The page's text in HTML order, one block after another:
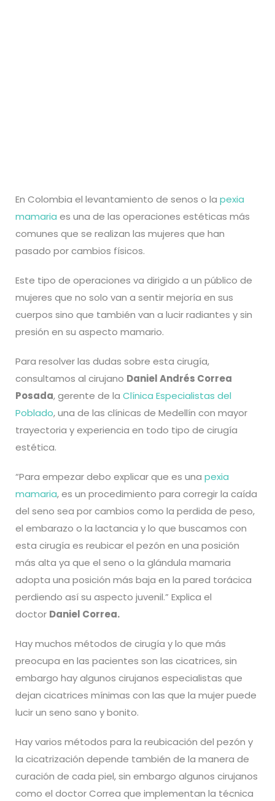
En Colombia el levantamiento de senos o la pexia
mamaria es una de las operaciones estéticas más
comunes que se realizan las mujeres que han
pasado por cambios físicos.
Este tipo de operaciones va dirigido a un público de
mujeres que no solo van a sentir mejoría en sus
cuerpos sino que también van a lucir radiantes y sin
presión en su aspecto mamario.
Para resolver las dudas sobre esta cirugía,
consultamos al cirujano Daniel Andrés Correa
Posada, gerente de la Clínica Especialistas del
Poblado, una de las clínicas de Medellín con mayor
trayectoria y experiencia en todo tipo de cirugía
estética.
“Para empezar debo explicar que es una pexia
mamaria, es un procedimiento para corregir la caída
del seno sea por cambios como la perdida de peso,
el embarazo o la lactancia y lo que buscamos con
esta cirugía es reubicar el pezón en una posición
más alta ya que el seno o la glándula mamaria
adopta una posición más baja en la pared torácica
perdiendo así su aspecto juvenil.” Explica el
doctor Daniel Correa.
Hay muchos métodos de cirugía y lo que más
preocupa en las pacientes son las cicatrices, sin
embargo hay algunos cirujanos especialistas que
dejan cicatrices mínimas con las que la mujer puede
lucir un seno sano y bonito.
Hay varios métodos para la reubicación del pezón y
la cicatrización depende también de la manera de
curación de cada piel, sin embargo algunos cirujanos
como el doctor Correa que implementan la técnica